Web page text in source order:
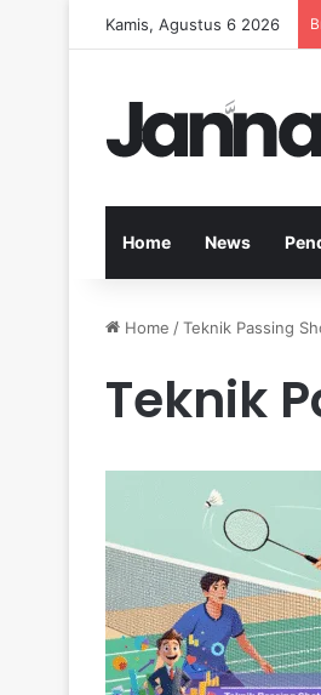
Kamis, Agustus 6 2026
Home News
Home /Teknik Passing
Teknik